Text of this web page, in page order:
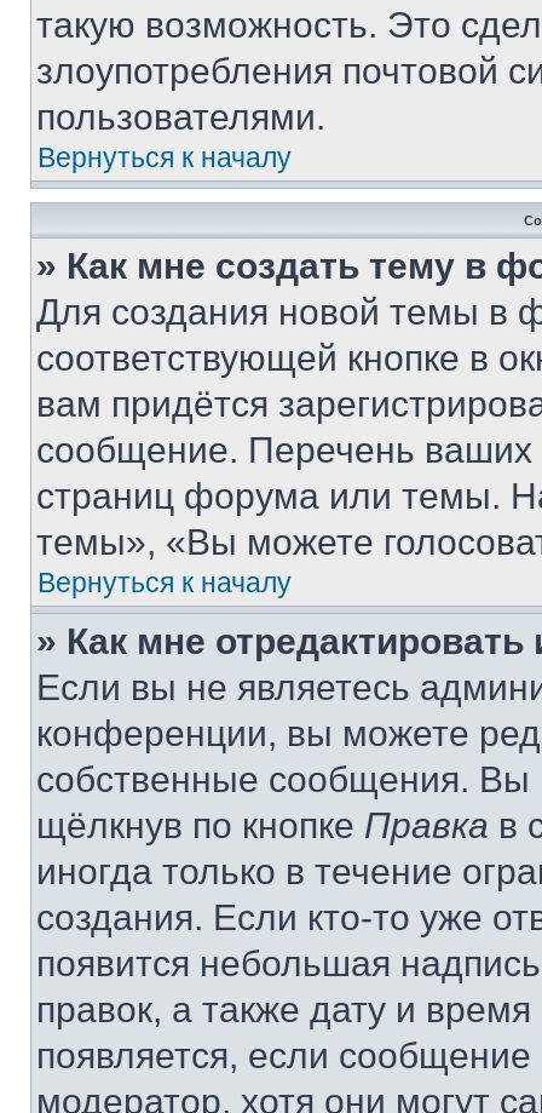
такую возможность. Это
злоупотребления почтовой
пользователями.
Вернуться к началу
» Как мне создать тему в
Для создания новой темы в
соответствующей кнопке в
вам придётся
сообщение. Перечень ваших
страниц форума или темы.
темы», «Вы можете
Вернуться к началу
» Как мне
Если вы не являетесь
конференции, вы можете
собственные сообщения. Вы
щёлкнув по кнопке Правка в
иногда только в течение
создания. Если кто-то уже
появится небольшая
правок, а также дату и
появляется, если
модератор, хотя они могут